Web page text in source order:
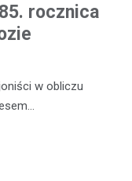
rocznica
w obliczu